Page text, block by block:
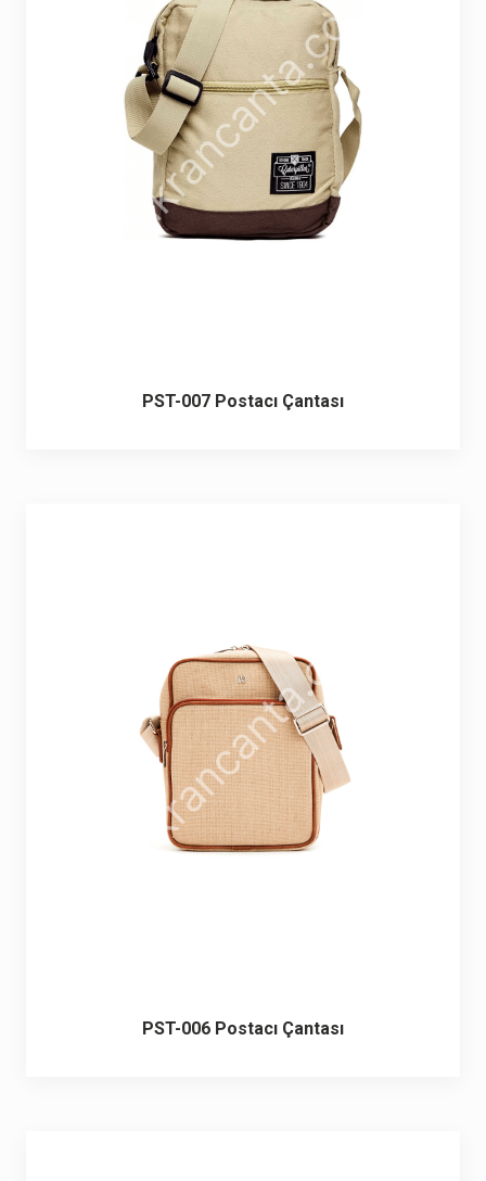
PST-007 Postacı Çantası
PST-006 Postacı Çantası